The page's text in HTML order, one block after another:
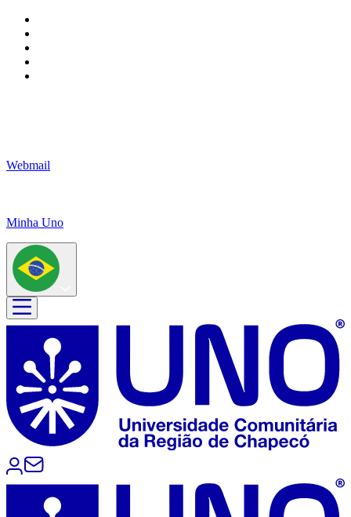
Webmail
Minha Uno